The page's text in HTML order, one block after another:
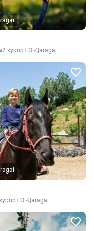
курорт Oi-Qaragai
Oi-Qaragai